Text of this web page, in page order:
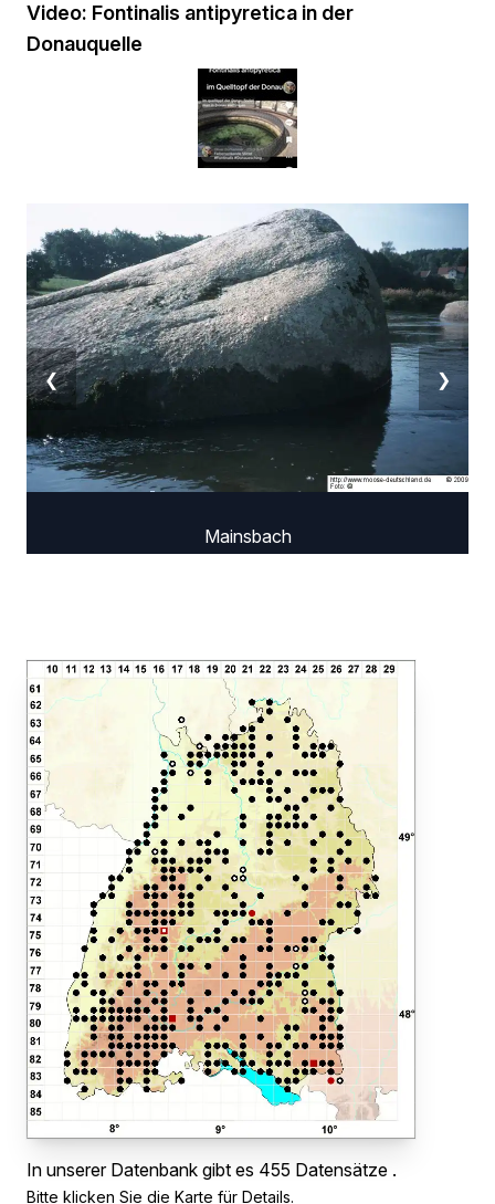
Video: Fontinalis antipyretica in der
Donauquelle
Mainsbach
❮ ❯
In unserer Datenbank gibt es 455 Datensätze .
Bitte klicken Sie die Karte für Details.